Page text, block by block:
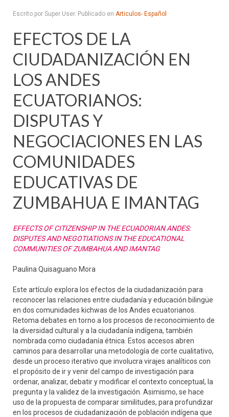
Escrito por Super User. Publicado en Articulos- Español
EFECTOS DE LA
CIUDADANIZACIÓN EN
LOS ANDES
ECUATORIANOS:
DISPUTAS Y
NEGOCIACIONES EN LAS
COMUNIDADES
EDUCATIVAS DE
ZUMBAHUA E IMANTAG
EFFECTS OF CITIZENSHIP IN THE ECUADORIAN ANDES:
DISPUTES AND NEGOTIATIONS IN THE EDUCATIONAL
COMMUNITIES OF ZUMBAHUA AND IMANTAG
Paulina Quisaguano Mora
Este artículo explora los efectos de la ciudadanización para
reconocer las relaciones entre ciudadanía y educación bilingüe
en dos comunidades kichwas de los Andes ecuatorianos.
Retoma debates en torno a los procesos de reconocimiento de
la diversidad cultural y a la ciudadanía indígena, también
nombrada como ciudadanía étnica. Estos accesos abren
caminos para desarrollar una metodología de corte cualitativo,
desde un proceso iterativo que involucra virajes analíticos con
el propósito de ir y venir del campo de investigación para
ordenar, analizar, debatir y modificar el contexto conceptual, la
pregunta y la validez de la investigación. Asimismo, se hace
uso de la propuesta de comparar similitudes, para profundizar
en los procesos de ciudadanización de población indígena que